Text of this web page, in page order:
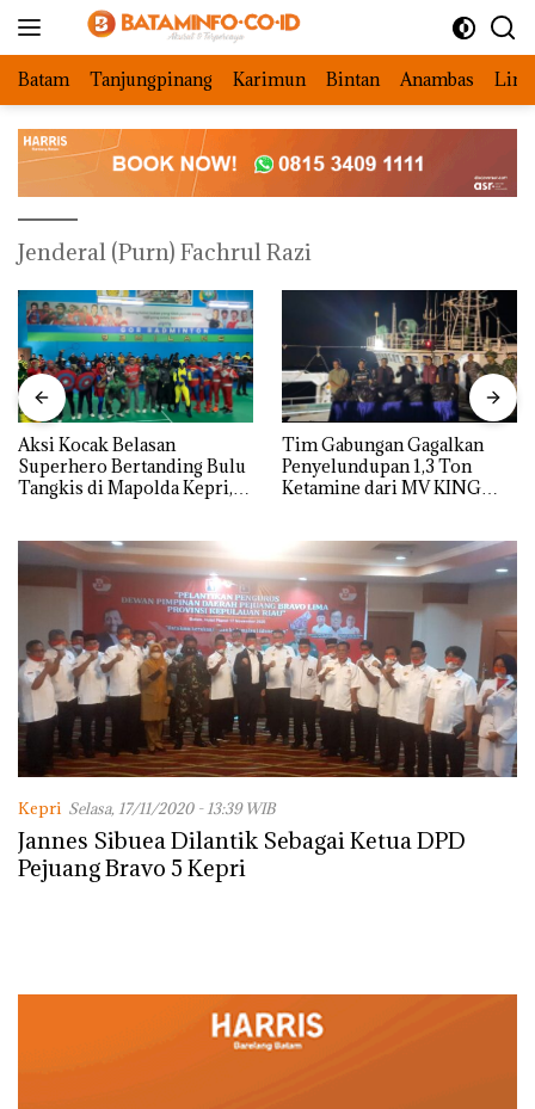
Batam Tanjungpinang Karimun Bintan Anambas
Jenderal (Purn) Fachrul Razi
Aksi Kocak Belasan
Superhero Bertanding Bulu
Tangkis di Mapolda Kepri,
Tim Gabungan Gagalkan
Penyelundupan 1,3 Ton
Ketamine dari MV KING
Kepri Selasa, 17/11/2020 - 13:39 WIB
Jannes Sibuea Dilantik Sebagai Ketua DPD
Pejuang Bravo 5 Kepri